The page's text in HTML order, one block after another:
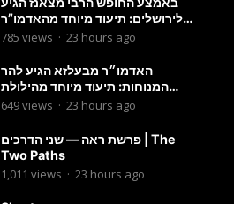
לירושלים: תיעוד מיוחד מהאדמו”ר
בריקוד המצווה טאנץ בשמחת בית
785 views · 23 hours ago
האדמו״ר מבעלזא הגיע להר
המנוחות: תיעוד מיוחד מהילולת
הרה״ק רבי אהרון מבעלזא זי״ע
649views · 23 hours ago
פרשת ראה — שני הדרכים | The
Two Paths
1,011 views · 23 hours ago